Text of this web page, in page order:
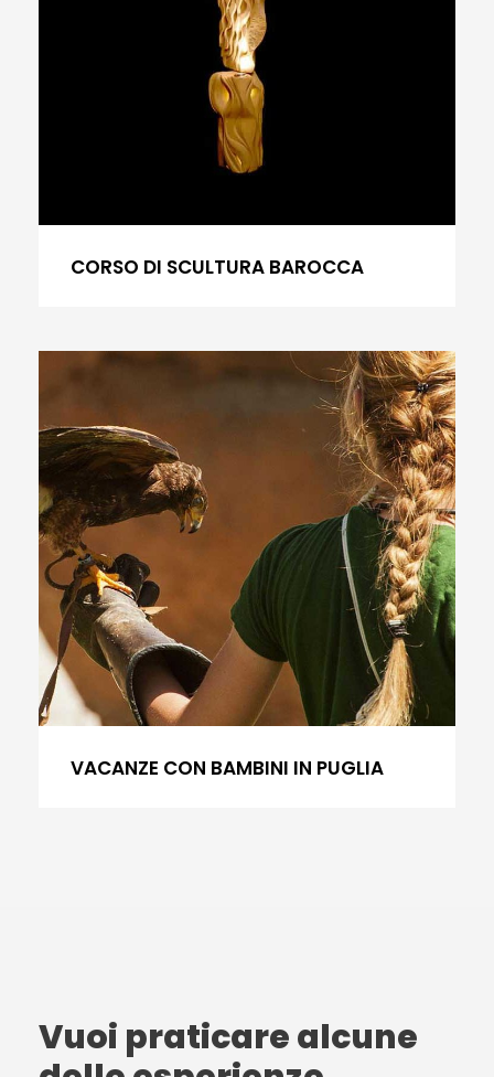
CORSO DI SCULTURA BAROCCA
VACANZE CON BAMBINI IN PUGLIA
Vuoi praticare alcune